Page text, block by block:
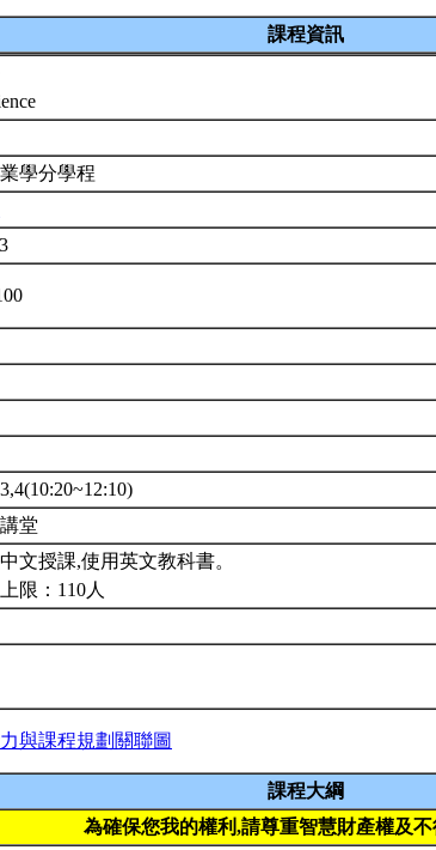
課程資訊
學分學程
堂
文授課,使用英文教科書。
限：110人
與課程規劃關聯圖
課程大綱
為確保您我的權利,請尊重智慧財產權及